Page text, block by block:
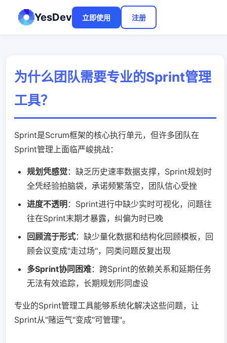
YesDev 立即使用 注册
为什么团队需要专业的Sprint管理
工具？
Sprint是Scrum框架的核心执行单元，但许多团队在
Sprint管理上面临严峻挑战：
规划凭感觉：缺乏历史速率数据支撑，Sprint规划时
全凭经验拍脑袋，承诺频繁落空，团队信心受挫
进度不透明 ：Sprint进行中缺少实时可视化，问题往
往在Sprint末期才暴露，纠偏为时已晚
回顾流于形式：缺少量化数据和结构化回顾模板，回
顾会议变成"走过场"，同类问题反复出现
多Sprint协同困难：跨Sprint的依赖关系和延期任务
无法有效追踪，长期规划形同虚设
专业的Sprint管理工具能够系统化解决这些问题，让
Sprint从"赌运气"变成"可管理"。